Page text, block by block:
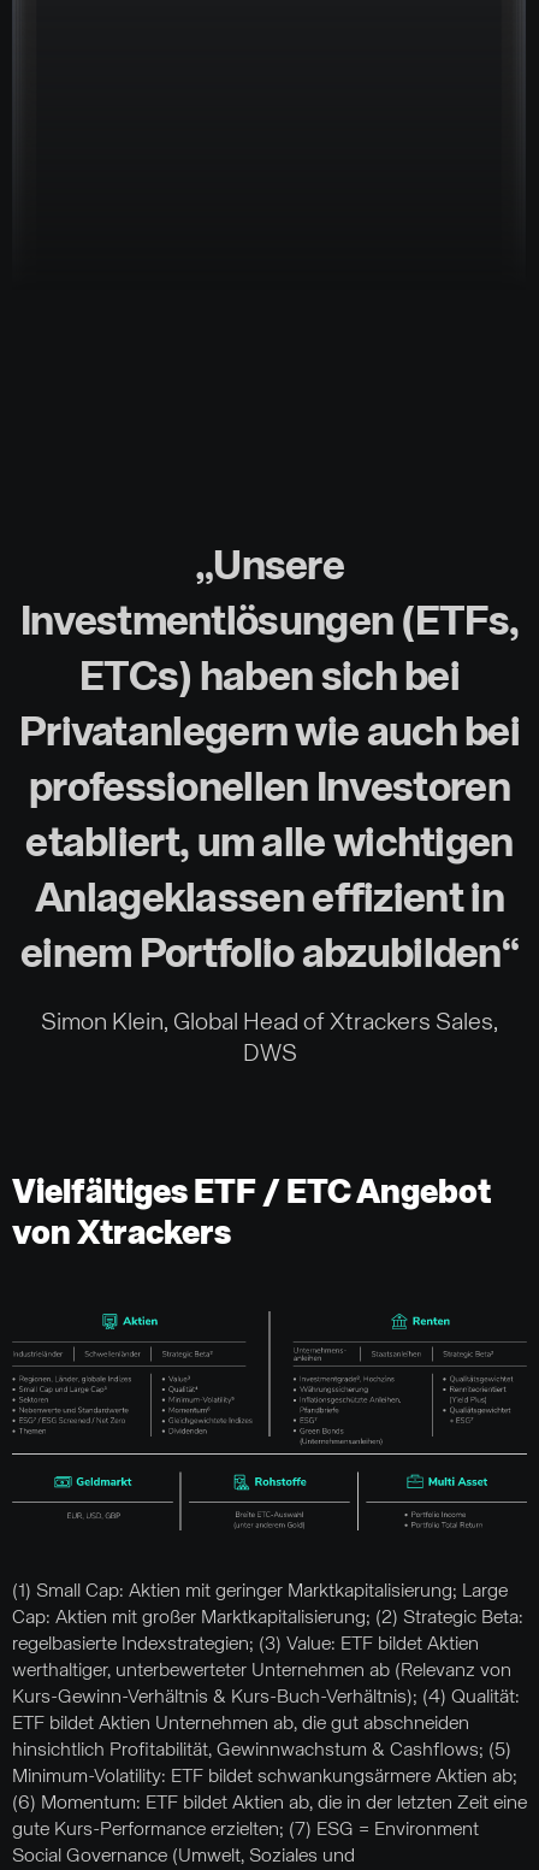
„Unsere
Investmentlösungen (ETFs,
ETCs) haben sich bei
Privatanlegern wie auch bei
professionellen Investoren
etabliert, um alle wichtigen
Anlageklassen effizient in
einem Portfolio abzubilden“
Simon Klein, Global Head of Xtrackers Sales,
DWS
Vielfältiges ETF / ETC Angebot
von Xtrackers
(1) Small Cap: Aktien mit geringer Marktkapitalisierung; Large
Cap: Aktien mit großer Marktkapitalisierung; (2) Strategic Beta:
regelbasierte Indexstrategien; (3) Value: ETF bildet Aktien
werthaltiger, unterbewerteter Unternehmen ab (Relevanz von
Kurs-Gewinn-Verhältnis & Kurs-Buch-Verhältnis); (4) Qualität:
ETF bildet Aktien Unternehmen ab, die gut abschneiden
hinsichtlich Profitabilität, Gewinnwachstum & Cashflows; (5)
Minimum-Volatility: ETF bildet schwankungsärmere Aktien ab;
(6) Momentum: ETF bildet Aktien ab, die in der letzten Zeit eine
gute Kurs-Performance erzielten; (7) ESG = Environment
Social Governance (Umwelt, Soziales und